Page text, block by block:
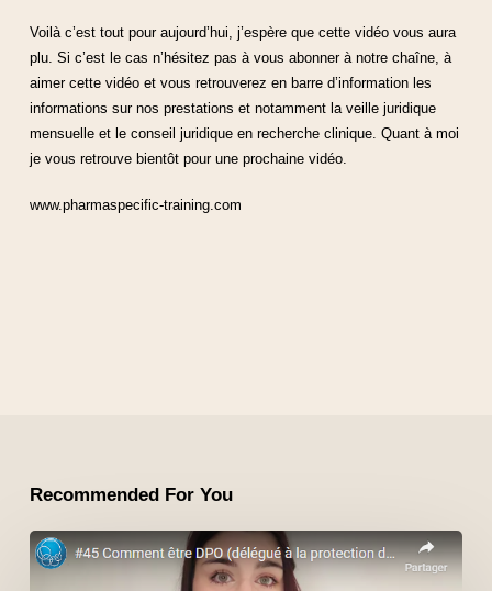
Voilà c’est tout pour aujourd’hui, j’espère que cette vidéo vous aura
plu. Si c’est le cas n’hésitez pas à vous abonner à notre chaîne, à
aimer cette vidéo et vous retrouverez en barre d’information les
informations sur nos prestations et notamment la veille juridique
mensuelle et le conseil juridique en recherche clinique. Quant à moi
je vous retrouve bientôt pour une prochaine vidéo.
www.pharmaspecific-training.com
Recommended For You